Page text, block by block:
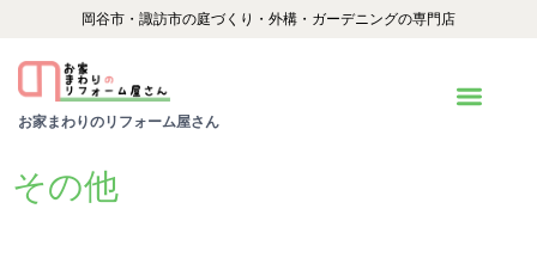
ッ
岡谷市・諏訪市の庭づくり・外構・ガーデニングの専門店
お家まわりのリフォーム屋さん
その他